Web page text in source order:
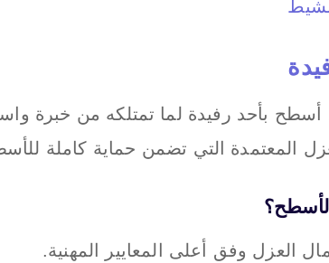
بأحد رفيدة لما تمتلكه من خبرة
المعتمدة التي تضمن حماية كاملة
وفق أعلى المعايير المهنية.